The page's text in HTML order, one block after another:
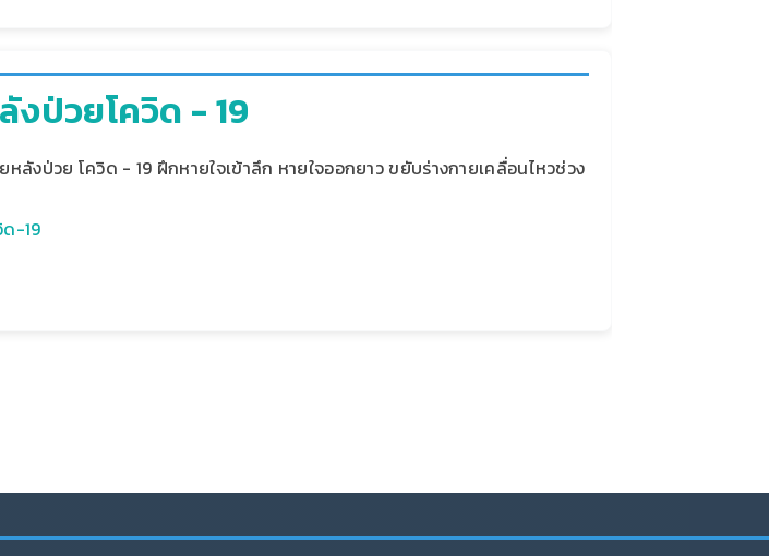
ป่วยโควิด - 19
ลังป่วย โควิด - 19 ฝึกหายใจเข้าลึก หายใจออกยาว ขยับร่างกายเคลื่อนไหวช่วง
ด-19